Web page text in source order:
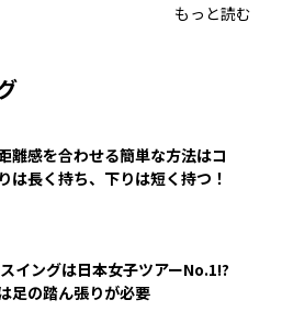
もっと読む
離感を合わせる簡単な方法はコ
長く持ち、下りは短く持つ！
イングは日本女子ツアーNo.1!?
足の踏ん張りが必要